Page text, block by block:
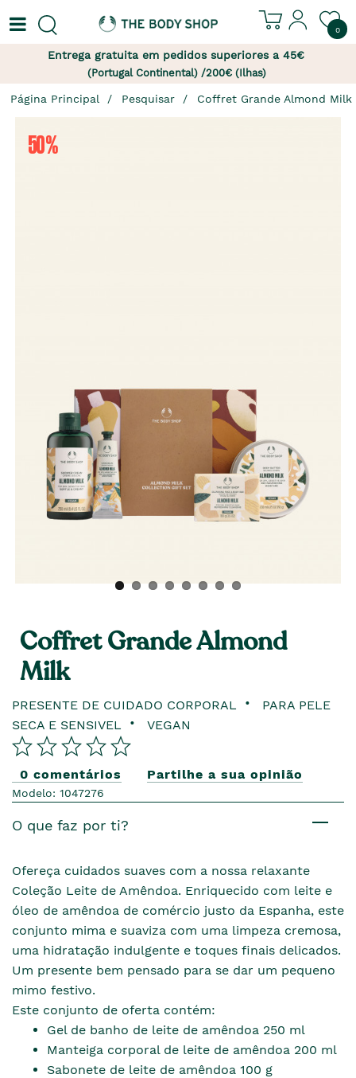
0
Entrega gratuita em pedidos superiores a 45€
(Portugal Continental) /200€ (Ilhas)
Página Principal Pesquisar Coffret Grande Almond Milk
Coffret Grande Almond
Milk
PRESENTE DE CUIDADO CORPORAL
PARA PELE
SECA E SENSIVEL
VEGAN
0 comentários Partilhe a sua opinião
Modelo: 1047276
O que faz por ti?
Ofereça cuidados suaves com a nossa relaxante
Coleção Leite de Amêndoa. Enriquecido com leite e
óleo de amêndoa de comércio justo da Espanha, este
conjunto mima e suaviza com uma limpeza cremosa,
uma hidratação indulgente e toques finais delicados.
Um presente bem pensado para se dar um pequeno
mimo festivo.
Este conjunto de oferta contém:
Gel de banho de leite de amêndoa 250 ml
Manteiga corporal de leite de amêndoa 200 ml
Sabonete de leite de amêndoa 100 g